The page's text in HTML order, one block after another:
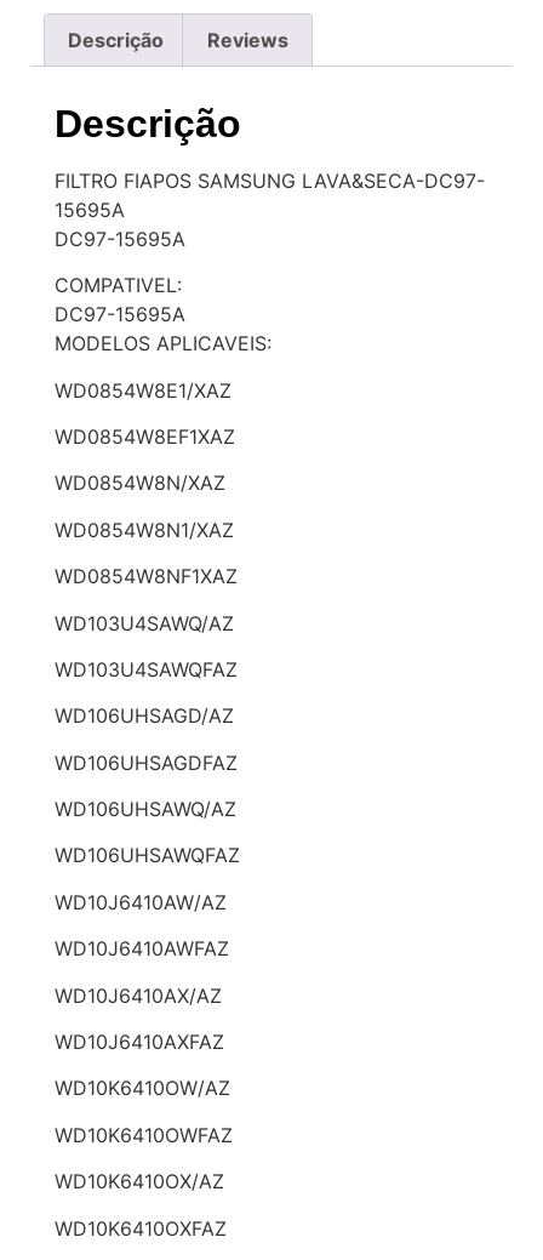
Descrição Reviews
Descrição
FILTRO FIAPOS SAMSUNG LAVA&SECA-DC97-
15695A
DC97-15695A
COMPATIVEL:
DC97-15695A
MODELOS APLICAVEIS:
WD0854W8E1/XAZ
WD0854W8EF1XAZ
WD0854W8N/XAZ
WD0854W8N1/XAZ
WD0854W8NF1XAZ
WD103U4SAWQ/AZ
WD103U4SAWQFAZ
WD106UHSAGD/AZ
WD106UHSAGDFAZ
WD106UHSAWQ/AZ
WD106UHSAWQFAZ
WD10J6410AW/AZ
WD10J6410AWFAZ
WD10J6410AX/AZ
WD10J6410AXFAZ
WD10K6410OW/AZ
WD10K6410OWFAZ
WD10K6410OX/AZ
WD10K6410OXFAZ